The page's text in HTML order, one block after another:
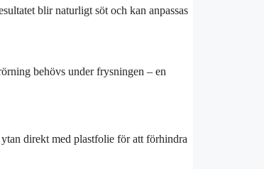
blir naturligt söt och kan anpassas
behövs under frysningen – en
direkt med plastfolie för att förhindra